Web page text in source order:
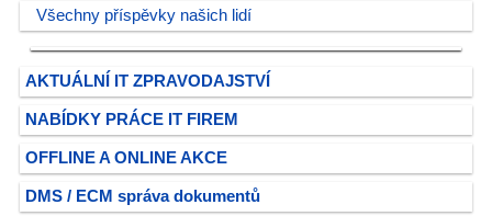
Všechny příspěvky našich lidí
AKTUÁLNÍ IT ZPRAVODAJSTVÍ
NABÍDKY PRÁCE IT FIREM
OFFLINE A ONLINE AKCE
DMS / ECM správa dokumentů